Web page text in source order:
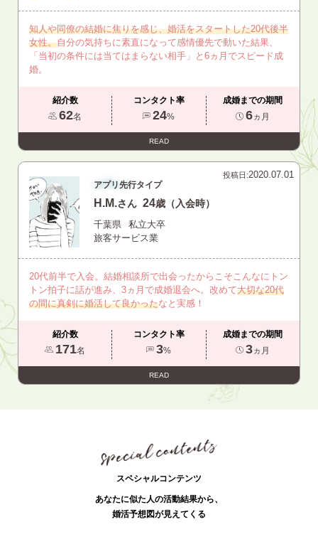
知人や同僚の結婚に焦りを感じ、婚活をスタートした20代後半
女性。自分の気持ちに素直になって感情優先で動いた結果、
「当初の条件には当てはまらない相手」と6ヵ月でスピード成
婚。
紹介数
62名
コンタクト率
24%
成婚までの期間
6ヵ月
READ
投稿日:2020.07.01
アプリ先行タイプ
H.M.さん 24歳（入会時）
千葉県
私立大卒
旅客サービス業
20代前半で入会。結婚相談所で出会ったからこそこんなにトン
トン拍子に話が進み、3ヵ月で成婚退会へ。改めて大切な20代
の間に真剣に婚活して良かったなと実感！
紹介数
171名
コンタクト率
3%
成婚までの期間
3ヵ月
READ
スペシャルコンテンツ
あなたに似た人の活動結果から、
婚活予想図が見えてくる